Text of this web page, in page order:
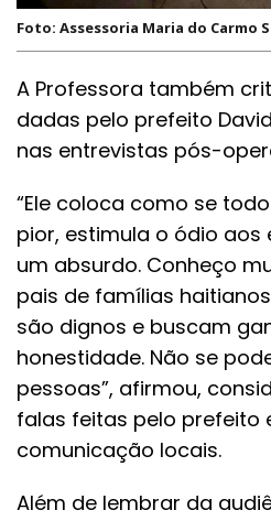
Foto: Assessoria Maria do Carmo
A Professora também
dadas pelo prefeito
nas entrevistas pós-
“Ele coloca como se
pior, estimula o ódio aos
um absurdo. Conheço
pais de famílias
são dignos e buscam
honestidade. Não se
pessoas”, afirmou,
falas feitas pelo prefeito
comunicação locais.
Além de lembrar da